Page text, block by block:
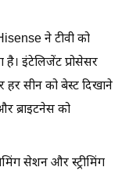
ने टीवी को
इंटेलिजेंट प्रोसेसर
सीन को बेस्ट दिखाने
ब्राइटनेस को
सेशन और स्ट्रीमिंग